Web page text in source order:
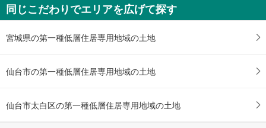
仙台市若林区若林7丁目
3,252万円
3LDK
土地面積 114.61m
同じこだわりでエリアを広げて探す
宮城県の第一種低層住居専用地域の土地
仙台市の第一種低層住居専用地域の土地
仙台市太白区の第一種低層住居専用地域の土地